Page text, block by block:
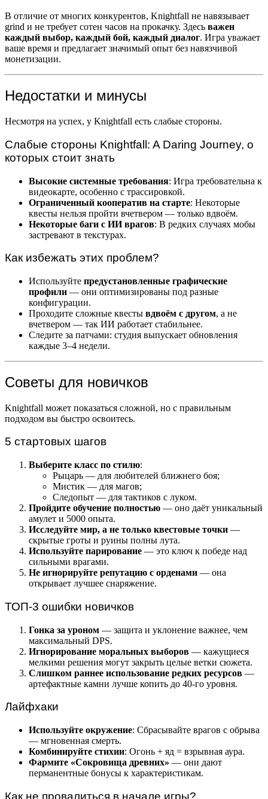
В отличие от многих конкурентов, Knightfall не навязывает
grind и не требует сотен часов на прокачку. Здесь важен
каждый выбор, каждый бой, каждый диалог. Игра уважает
ваше время и предлагает значимый опыт без навязчивой
монетизации.
Недостатки и минусы
Несмотря на успех, у Knightfall есть слабые стороны.
Слабые стороны Knightfall: A Daring Journey, о
которых стоит знать
Высокие системные требования: Игра требовательна к
видеокарте, особенно с трассировкой.
Ограниченный кооператив на старте: Некоторые
квесты нельзя пройти вчетвером — только вдвоём.
Некоторые баги с ИИ врагов: В редких случаях мобы
застревают в текстурах.
Как избежать этих проблем?
Используйте предустановленные графические
профили — они оптимизированы под разные
конфигурации.
Проходите сложные квесты вдвоём с другом, а не
вчетвером — так ИИ работает стабильнее.
Следите за патчами: студия выпускает обновления
каждые 3–4 недели.
Советы для новичков
Knightfall может показаться сложной, но с правильным
подходом вы быстро освоитесь.
5 стартовых шагов
Выберите класс по стилю:
Рыцарь — для любителей ближнего боя;
Мистик — для магов;
Следопыт — для тактиков с луком.
Пройдите обучение полностью — оно даёт уникальный
амулет и 5000 опыта.
Исследуйте мир, а не только квестовые точки —
скрытые гроты и руины полны лута.
Используйте парирование — это ключ к победе над
сильными врагами.
Не игнорируйте репутацию с орденами — она
открывает лучшее снаряжение.
ТОП-3 ошибки новичков
Гонка за уроном — защита и уклонение важнее, чем
максимальный DPS.
Игнорирование моральных выборов — кажущиеся
мелкими решения могут закрыть целые ветки сюжета.
Слишком раннее использование редких ресурсов —
артефактные камни лучше копить до 40-го уровня.
Лайфхаки
Используйте окружение: Сбрасывайте врагов с обрыва
— мгновенная смерть.
Комбинируйте стихии: Огонь + яд = взрывная аура.
Фармите «Сокровища древних» — они дают
перманентные бонусы к характеристикам.
Как не провалиться в начале игры?